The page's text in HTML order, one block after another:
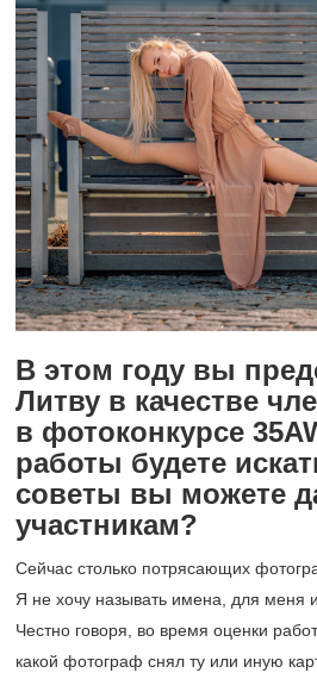
В этом году вы
Литву в качестве
в фотоконкурсе
работы будете
советы вы можете
участникам?
Сейчас столько потрясающих
Я не хочу называть имена, для меня
Честно говоря, во время оценки
какой фотограф снял ту или иную